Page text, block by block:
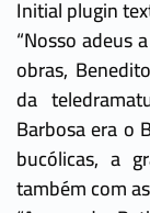
Initial plugin
“Nosso adeus
obras,
da
Barbosa era o
bucólicas, a
também com